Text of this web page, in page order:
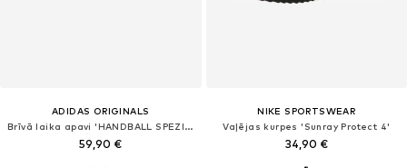
ADIDAS ORIGINALS
Brīvā laika apavi 'HANDBALL SPEZIAL'
59,90 €
NIKE SPORTSWEAR
Vaļējas kurpes 'Sunray Protect 4'
34,90 €